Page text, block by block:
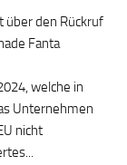
über den Rückruf
Fanta
welche in
Unternehmen
nicht